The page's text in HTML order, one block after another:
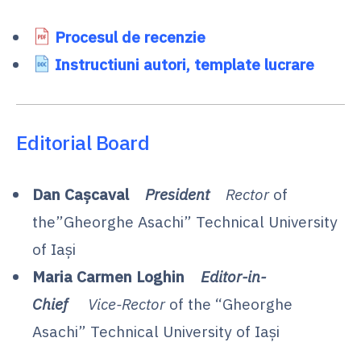
Procesul de recenzie
Instructiuni autori, template lucrare
Editorial Board
Dan Cașcaval President Rectorof
the”Gheorghe Asachi” Technical University
of Iaşi
Maria Carmen Loghin Editor-in-
Chief Vice-Rectorof the “Gheorghe
Asachi” Technical University of Iaşi